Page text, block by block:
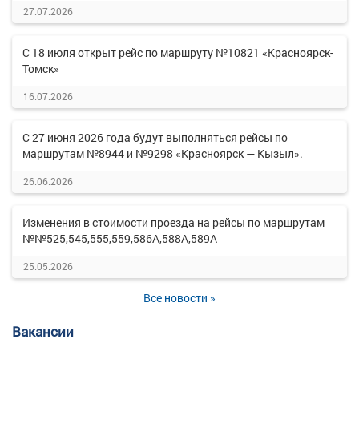
27.07.2026
С 18 июля открыт рейс по маршруту №10821 «Красноярск-
Томск»
16.07.2026
С 27 июня 2026 года будут выполняться рейсы по
маршрутам №8944 и №9298 «Красноярск — Кызыл».
26.06.2026
Изменения в стоимости проезда на рейсы по маршрутам
№№525,545,555,559,586А,588А,589А
25.05.2026
Все новости »
Вакансии